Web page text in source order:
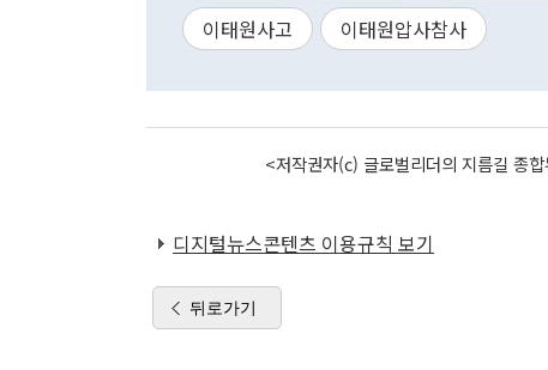
이태원사고
이태원압사참사
<저작권자(c) 글로벌리더의 지름길 종
디지털뉴스콘텐츠 이용규칙 보기
뒤로가기